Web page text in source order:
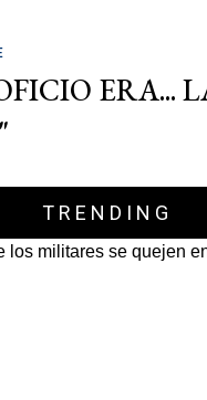
ERA...
TRENDING